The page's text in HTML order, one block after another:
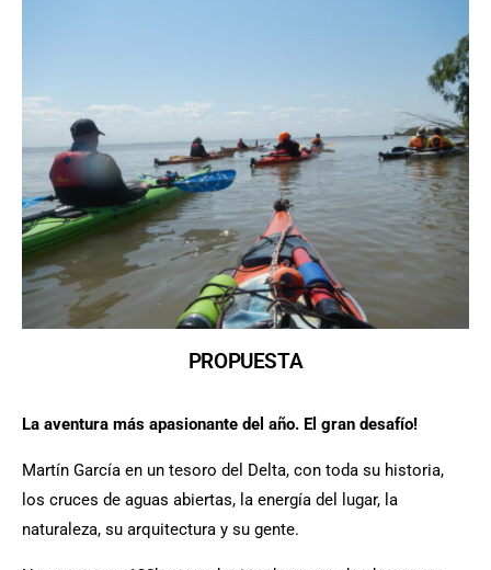
PROPUESTA
La aventura más apasionante del año. El gran desafío!
Martín García en un tesoro del Delta, con toda su historia,
los cruces de aguas abiertas, la energía del lugar, la
naturaleza, su arquitectura y su gente.